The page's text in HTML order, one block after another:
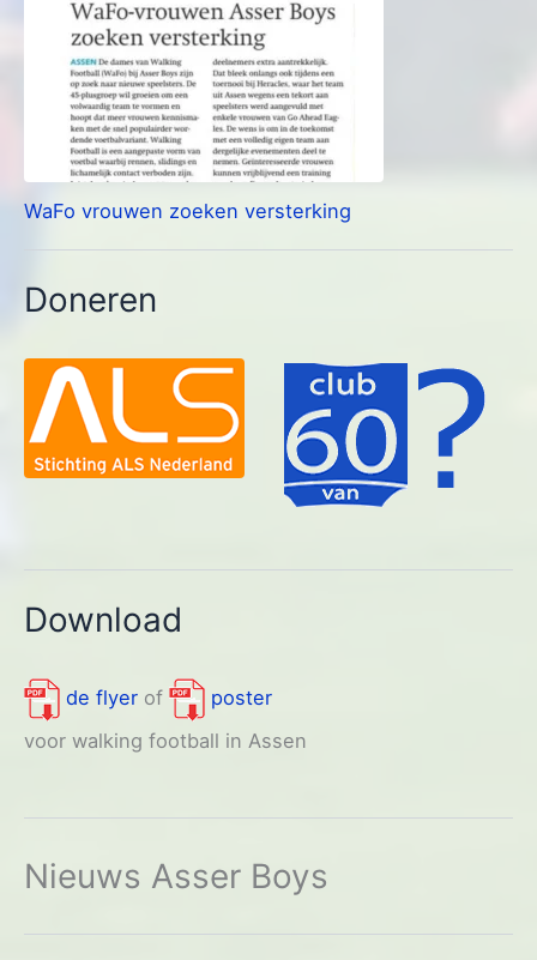
WaFo vrouwen zoeken versterking
Doneren
Download
de flyer of
poster
voor walking football in Assen
Nieuws Asser Boys